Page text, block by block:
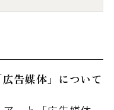
告媒体」について